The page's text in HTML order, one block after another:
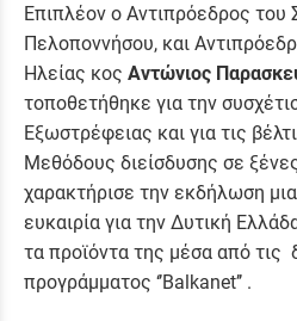
Επιπλέον ο Αντιπρόεδρος
Πελοποννήσου, και
Ηλείας κος Αντώνιος
τοποθετήθηκε για την
Εξωστρέφειας και για τις
Μεθόδους διείσδυσης σε
χαρακτήρισε την εκδήλωση μια
ευκαιρία για την Δυτική
τα προϊόντα της μέσα από τις
προγράμματος ‘’Balkanet’’ .